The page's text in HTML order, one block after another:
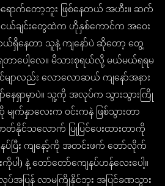
မရောက်တော့ဘူး ဖြစ်နေတယ် အဟီး။ ဆက်
ငယ်ချင်းတွေထဲက ဟိုနှစ်ကောင်က အဝေး
ယ်ရှိနေတာ သူနဲ့ ကျနော်ပဲ ဆိုတော့ တွေ့
တာပေါ့လေ။ မိသားစုရယ်လို့ မယ်မယ်ရရမ
မျာလည်း လောလောဆယ် ကျနော်အနား
နေရှာမှာပဲ။ သူ့ကို အလုပ်က သွားသွားကြို
မျက်နှာလေးက ဝင်းကနဲ ဖြစ်သွားတာ
တ်နိုင်သလောက် ပြုပြင်ပေးထားတာကို
ပ်ပြီး ကျနော့်ကို အတင်းဖက် တော်လိုက်
ပါ) နဲ့ တော်တော်ကျေနပ်ဟန်လေးပေါ့။
အပြန် လာမကြိုနိုင်ဘူး အပြင်ခဏသွား